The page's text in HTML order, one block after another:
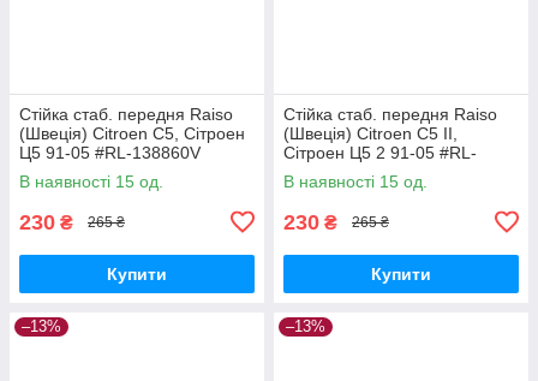
Стійка стаб. передня Raiso
(Швеція) Citroen C5, Сітроен
Ц5 91-05 #RL-138860V
UAPVVRP17
В наявності 15 од.
230 ₴ 265 ₴
Купити
Стійка стаб. передня Raiso
(Швеція) Citroen C5 II,
Сітроен Ц5 2 91-05 #RL-
138860V UAQEZFD17
В наявності 15 од.
230 ₴ 265 ₴
Купити
–13% –13%